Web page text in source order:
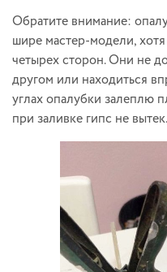
Обратите внимание:
шире мастер-модели,
четырех сторон. Они не
другом или находиться
углах опалубки залеплю
при заливке гипс не вытек.